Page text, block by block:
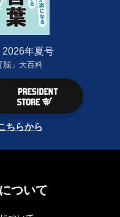
年夏号
脳」大百科
ちらから
ついて